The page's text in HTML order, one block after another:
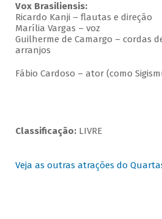
Vox Brasiliensis:
Ricardo Kanji – flautas e direção
Marília Vargas – voz
Guilherme de Camargo – cordas
arranjos
Fábio Cardoso – ator (como
Classificação:LIVRE
Veja as outras atrações do